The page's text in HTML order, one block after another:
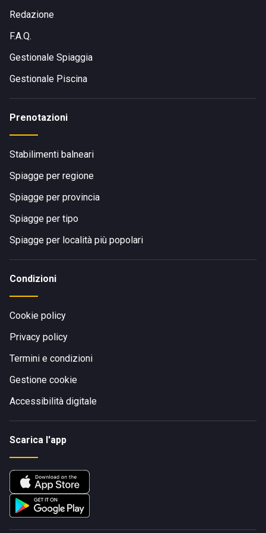
Pozzallo, collegate con le principali città siciliane;
Maria del Focallo con le città vicine, con fermate nelle
vicinanze dello stabilimento;
modo sostenibile lungo il litorale.
Redazione
F.A.Q.
Gestionale Spiaggia
Gestionale Piscina
Prenotazioni
Stabilimenti balneari
Spiagge per regione
Spiagge per provincia
Spiagge per tipo
Spiagge per località più popolari
Condizioni
Cookie policy
Privacy policy
Termini e condizioni
Gestione cookie
Accessibilità digitale
Scarica l'app